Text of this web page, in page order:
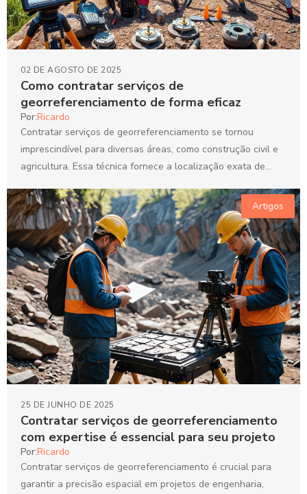
Como contratar serviços de
georreferenciamento de forma eficaz
02 DE AGOSTO DE 2025
Por:Ricardo
Contratar serviços de georreferenciamento se tornou
imprescindível para diversas áreas, como construção civil e
agricultura. Essa técnica fornece a localização exata de
Artigos
Contratar serviços de georreferenciamento
com expertise é essencial para seu projeto
25 DE JUNHO DE 2025
Por:Ricardo
Contratar serviços de georreferenciamento é crucial para
garantir a precisão espacial em projetos de engenharia,